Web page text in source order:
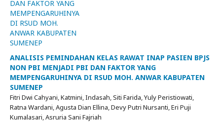
ANALISIS PEMINDAHAN KELAS RAWAT INAP PASIEN BPJS
NON PBI MENJADI PBI DAN FAKTOR YANG
MEMPENGARUHINYA DI RSUD MOH. ANWAR KABUPATEN
SUMENEP
Fitri Dwi Cahyani, Katmini, Indasah, Siti Farida, Yuly Peristiowati,
Ratna Wardani, Agusta Dian Ellina, Devy Putri Nursanti, Eri Puji
Kumalasari, Asruria Sani Fajriah